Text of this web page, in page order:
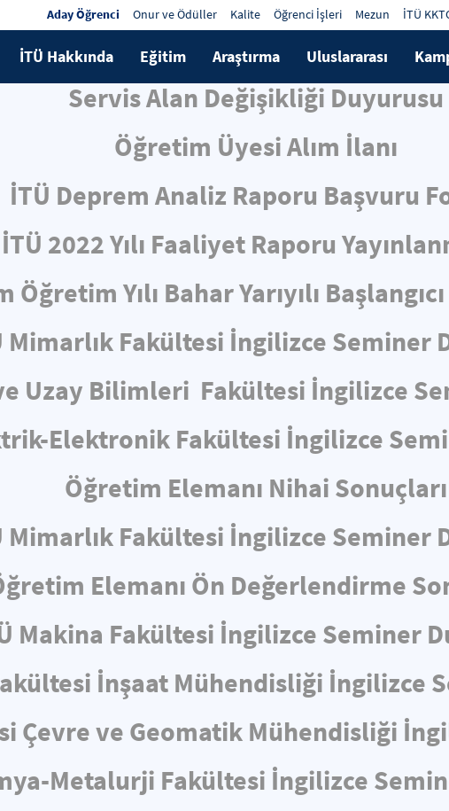
Aday Öğrenci Onur ve Ödüller Kalite Öğrenci İşleri Mezun İTÜ
İTÜ Hakkında Eğitim Araştırma Uluslararası
Servis Alan Değişikliği Duyurusu
Öğretim Üyesi Alım İlanı
İTÜ Deprem Analiz Raporu Başvuru
İTÜ 2022 Yılı Faaliyet Raporu
Yılı Bahar Yarıyılı
Mimarlık Fakültesi İngilizce Seminer
Uzay Bilimleri Fakültesi İngilizce
Elektronik Fakültesi İngilizce
Öğretim Elemanı Nihai Sonuçları
Mimarlık Fakültesi İngilizce Seminer
Elemanı Ön Değerlendirme
Makina Fakültesi İngilizce Seminer
İnşaat Mühendisliği İngilizce
Çevre ve Geomatik Mühendisliği
Metalurji Fakültesi İngilizce